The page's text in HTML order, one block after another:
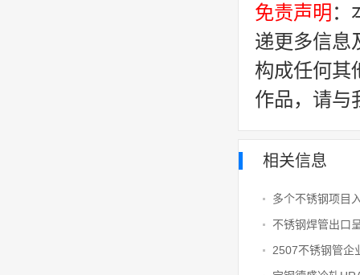
免责声明 ：
递更多信息
构成任何其
作品，请与
相关信息
多个不锈钢项目